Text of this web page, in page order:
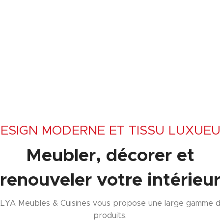
MODERNE ET TISSU
Meubler, décorer et
renouveler votre intérieur
Meubles & Cuisines vous propose une large gamme
produits.